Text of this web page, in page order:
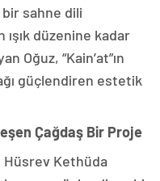
sahne dili
ışık düzenine kadar
Oğuz, “Kain’at”ın
güçlendiren estetik
Çağdaş Bir Proje
Hüsrev Kethüda